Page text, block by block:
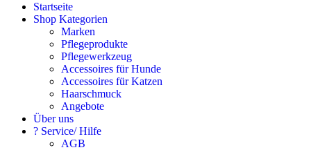
Startseite
Shop Kategorien
Marken
Pflegeprodukte
Pflegewerkzeug
Accessoires für Hunde
Accessoires für Katzen
Haarschmuck
Angebote
Über uns
? Service/ Hilfe
AGB